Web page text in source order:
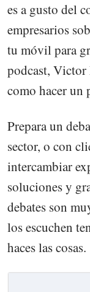
es a gusto del
empresarios
tu móvil para
podcast, Victor
como hacer un
Prepara un
sector, o con
intercambiar
soluciones y
debates son
los escuchen
haces las cosas.